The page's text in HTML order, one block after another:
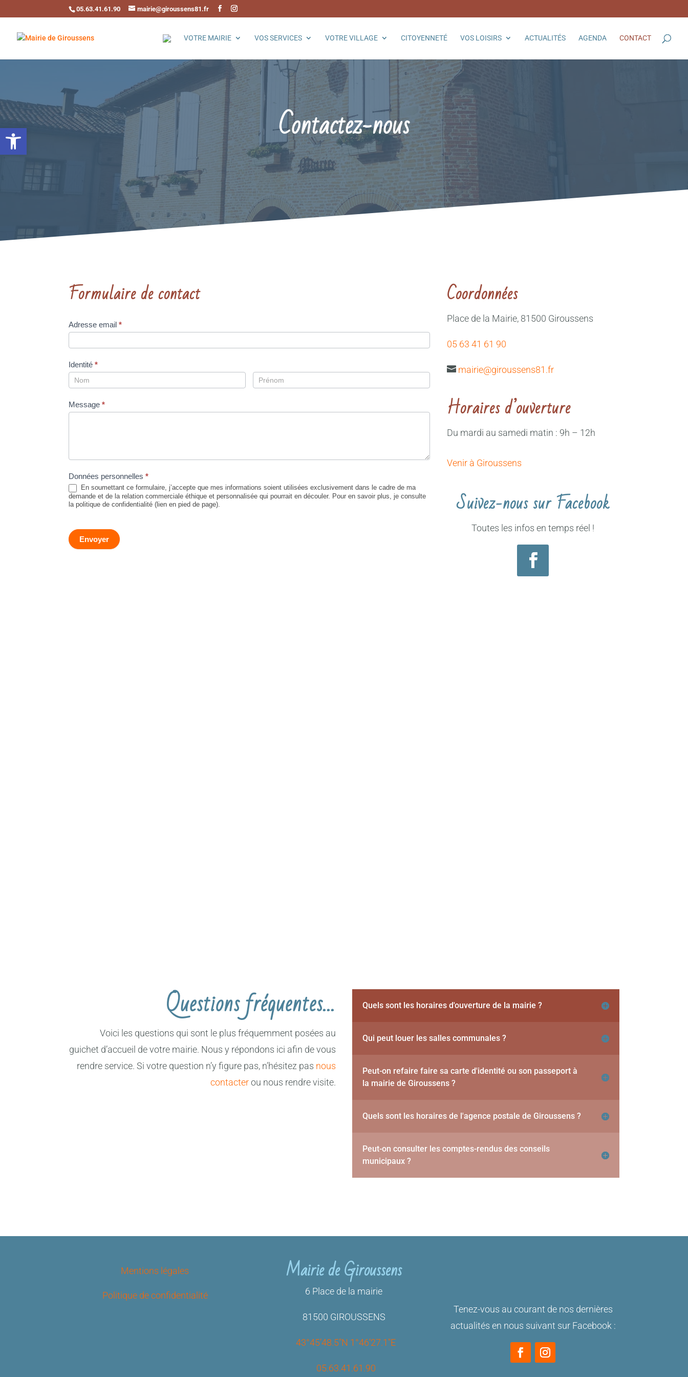
Ouvrir la barre d’outils
05.63.41.61.90 mairie@giroussens81.fr
VOTRE MAIRIE VOS SERVICES VOTRE VILLAGE CITOYENNETÉ VOS LOISIRS ACTUALITÉS AGENDA CONTACT
Contactez-nous
Formulaire de contact
Formulaire
page
contact
Adresse email*
Identité*
Identité Identité
Message*
Données personnelles*
En soumettant ce formulaire, j’accepte que mes informations soient utilisées exclusivement dans le cadre de ma
demande et de la relation commerciale éthique et personnalisée qui pourrait en découler. Pour en savoir plus, je consulte
la politique de confidentialité (lien en pied de page).
Envoyer
Coordonnées
Place de la Mairie, 81500 Giroussens
05 63 41 61 90
mairie@giroussens81.fr
Horaires d’ouverture
Du mardi au samedi matin : 9h – 12h
Venir à Giroussens
Suivez-nous sur Facebook
Toutes les infos en temps réel !
Questions fréquentes…
Voici les questions qui sont le plus fréquemment posées au
guichet d’accueil de votre mairie. Nous y répondons ici afin de vous
rendre service. Si votre question n’y figure pas, n’hésitez pas nous
contacterou nous rendre visite.
Quels sont les horaires d'ouverture de la mairie ?
Qui peut louer les salles communales ?
Peut-on refaire faire sa carte d'identité ou son passeport à
la mairie de Giroussens ?
Quels sont les horaires de l'agence postale de Giroussens ?
Peut-on consulter les comptes-rendus des conseils
municipaux ?
Mentions légales
Politique de confidentialité
Mairie de Giroussens
6 Place de la mairie
81500 GIROUSSENS
43°45’48.5″N 1°46’27.1″E
05.63.41.61.90
Tenez-vous au courant de nos dernières
actualités en nous suivant sur Facebook :